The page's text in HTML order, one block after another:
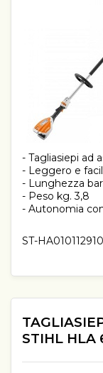
- Tagliasiepi ad
- Leggero e
- Lunghezza
- Peso kg. 3,8
- Autonomia
ST-HA010112910
STIHL